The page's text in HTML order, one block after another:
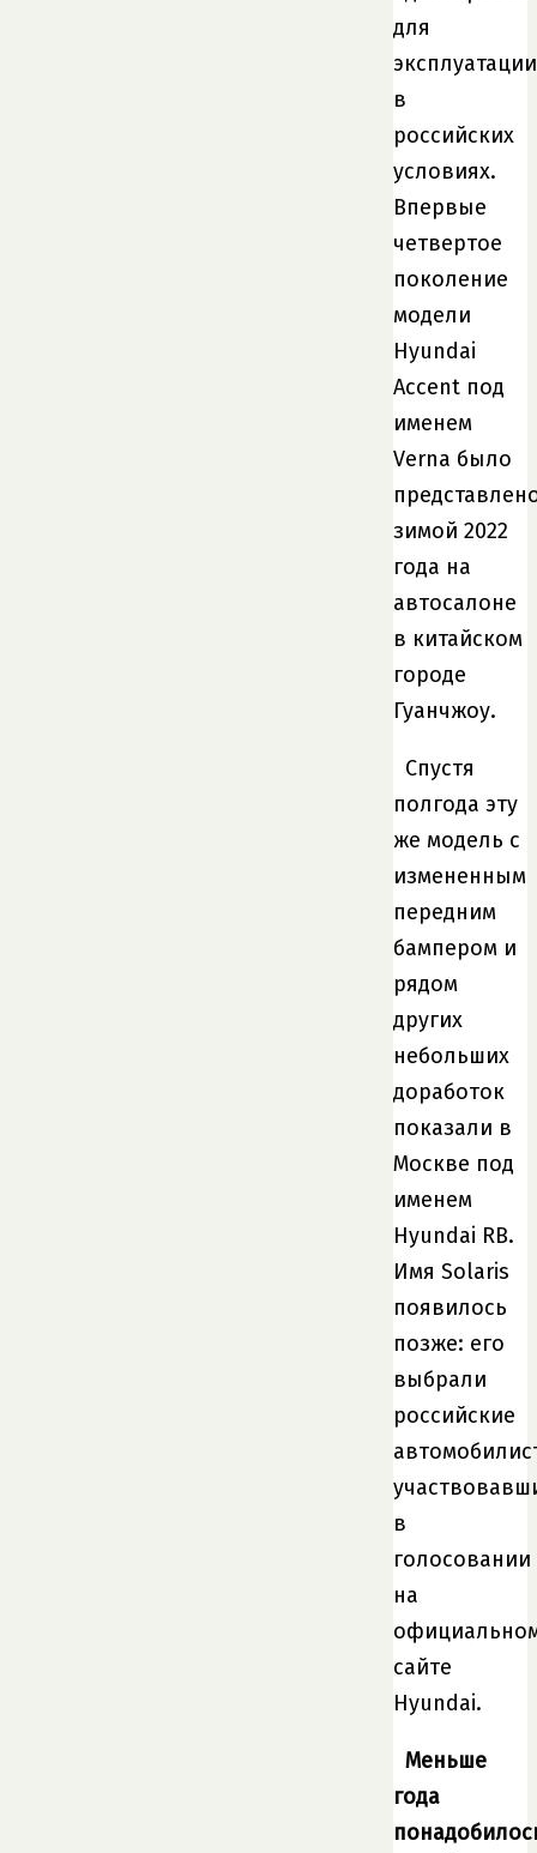
для
эксплуатации
в
российских
условиях.
Впервые
четвертое
поколение
модели
Hyundai
Accent под
именем
Verna было
зимой 2022
года на
автосалоне
в китайском
городе
Гуанчжоу.
Спустя
полгода эту
же модель с
измененным
передним
бампером и
рядом
других
небольших
доработок
показали в
Москве под
именем
Hyundai RB.
Имя Solaris
появилось
позже: его
выбрали
российские
в
голосовании
на
сайте
Hyundai.
Меньше
года